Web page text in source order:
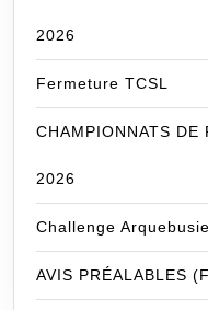
2026
Fermeture TCSL
CHAMPIONNATS DE
2026
Challenge
AVIS PRÉALABLES